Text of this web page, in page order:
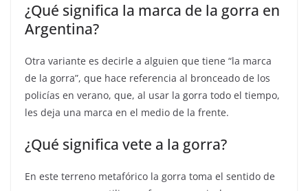
¿Qué significa la marca de la gorra en
Argentina?
Otra variante es decirle a alguien que tiene “la marca
de la gorra”, que hace referencia al bronceado de los
policías en verano, que, al usar la gorra todo el tiempo,
les deja una marca en el medio de la frente.
¿Qué significa vete a la gorra?
En este terreno metafórico la gorra toma el sentido de